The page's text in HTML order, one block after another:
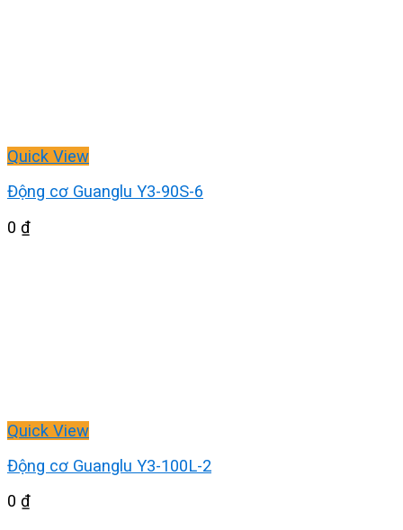
Quick View
Động cơ Guanglu Y3-90S-6
0 ₫
Quick View
Động cơ Guanglu Y3-100L-2
0 ₫